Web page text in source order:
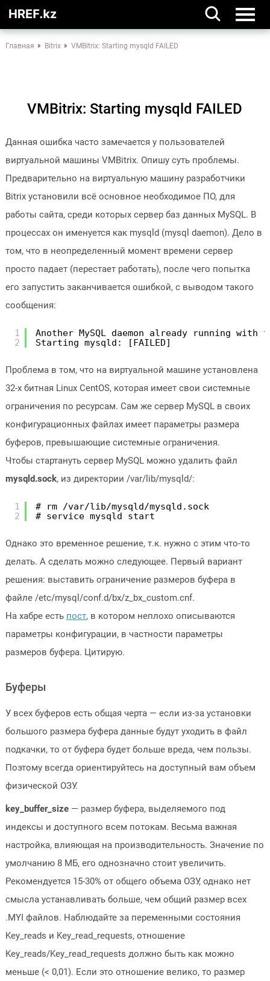
Главная Bitrix VMBitrix: Starting mysqld FAILED
VMBitrix: Starting mysqld FAILED
Данная ошибка часто замечается у пользователей
виртуальной машины VMBitrix. Опишу суть проблемы.
Предварительно на виртуальную машину разработчики
Bitrix установили всё основное необходимое ПО, для
работы сайта, среди которых сервер баз данных MySQL. В
процессах он именуется как mysqld (mysql daemon). Дело в
том, что в неопределенный момент времени сервер
просто падает (перестает работать), после чего попытка
его запустить заканчивается ошибкой, с выводом такого
сообщения:
1
2
Another MySQL daemon already running with
Starting mysqld: [FAILED]
Проблема в том, что на виртуальной машине установлена
32-x битная Linux CentOS, которая имеет свои системные
ограничения по ресурсам. Сам же сервер MySQL в своих
конфигурационных файлах имеет параметры размера
буферов, превышающие системные ограничения.
Чтобы стартануть сервер MySQL можно удалить файл
mysqld.sock, из директории /var/lib/mysqld/:
1
2
# rm /var/lib/mysqld/mysqld.sock
# service mysqld start
Однако это временное решение, т.к. нужно с этим что-то
делать. А сделать можно следующее. Первый вариант
решения: выставить ограничение размеров буфера в
файле /etc/mysql/conf.d/bx/z_bx_custom.cnf.
На хабре есть пост, в котором неплохо описываются
параметры конфигурации, в частности параметры
размеров буфера. Цитирую.
Буферы
У всех буферов есть общая черта — если из-за установки
большого размера буфера данные будут уходить в файл
подкачки, то от буфера будет больше вреда, чем пользы.
Поэтому всегда ориентируйтесь на доступный вам объем
физической ОЗУ.
key_buffer_size— размер буфера, выделяемого под
индексы и доступного всем потокам. Весьма важная
настройка, влияющая на производительность. Значение по
умолчанию 8 МБ, его однозначно стоит увеличить.
Рекомендуется 15-30% от общего объема ОЗУ, однако нет
смысла устанавливать больше, чем общий размер всех
.MYI файлов. Наблюдайте за переменными состояния
Key_reads и Key_read_requests, отношение
Key_reads/Key_read_requests должно быть как можно
меньше (< 0,01). Если это отношение велико, то размер